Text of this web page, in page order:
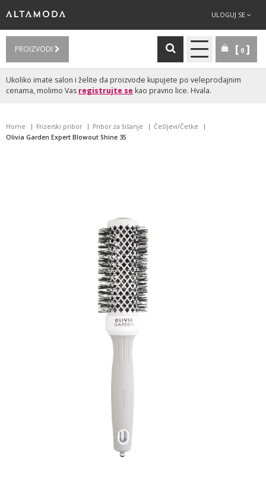
ULOGUJ SE
PROIZVODI 0
Ukoliko imate salon i želite da proizvode kupujete po veleprodajnim
cenama, molimo Vas registrujte se kao pravno lice. Hvala.
Home Frizerski pribor Pribor za šišanje
Češljevi/Četke
Olivia Garden Expert Blowout Shine 35